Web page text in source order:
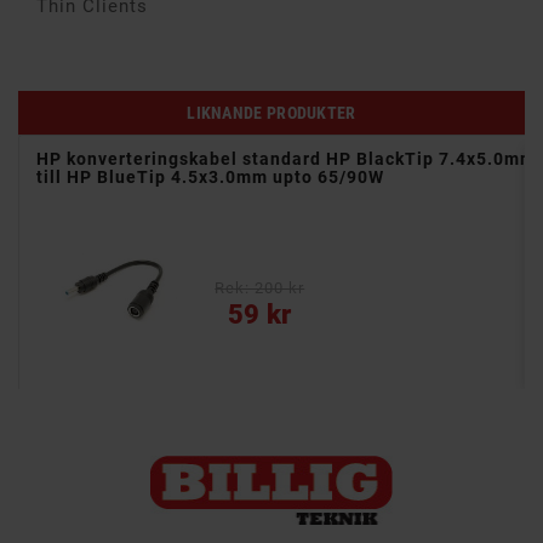
Thin Clients
LIKNANDE PRODUKTER
HP konverteringskabel standard HP BlackTip 7.4x5.0mm
till HP BlueTip 4.5x3.0mm upto 65/90W
59 kr
Pris